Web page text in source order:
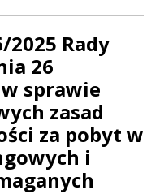
2025 Rady
26
sprawie
zasad
za pobyt w
i